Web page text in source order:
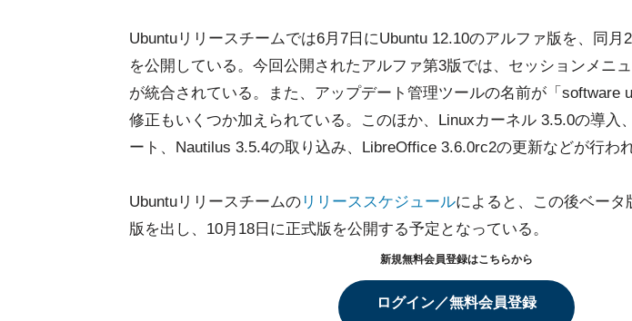
Ubuntuリリースチームでは6月7日にUbuntu 12.10のアルファ版を、同月
を公開している。今回公開されたアルファ第3版では、セッションメニ
が統合されている。また、アップデート管理ツールの名前が「software
修正もいくつか加えられている。このほか、Linuxカーネル 3.5.0の導入
ート、Nautilus 3.5.4の取り込み、LibreOffice 3.6.0rc2の更新などが行わ
Ubuntuリリースチームの リリーススケジュールによると、この後ベー
版を出し、10月18日に正式版を公開する予定となっている。
新規無料会員登録はこちらから
ログイン／無料会員登録